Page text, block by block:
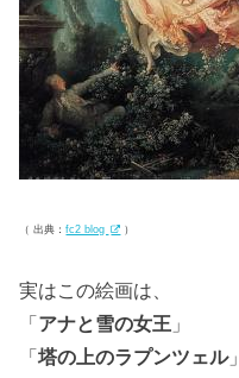
（ 出典：fc2 blog ）
実はこの絵画は、
「 アナと雪の女王 」
「塔の上のラプンツェル」